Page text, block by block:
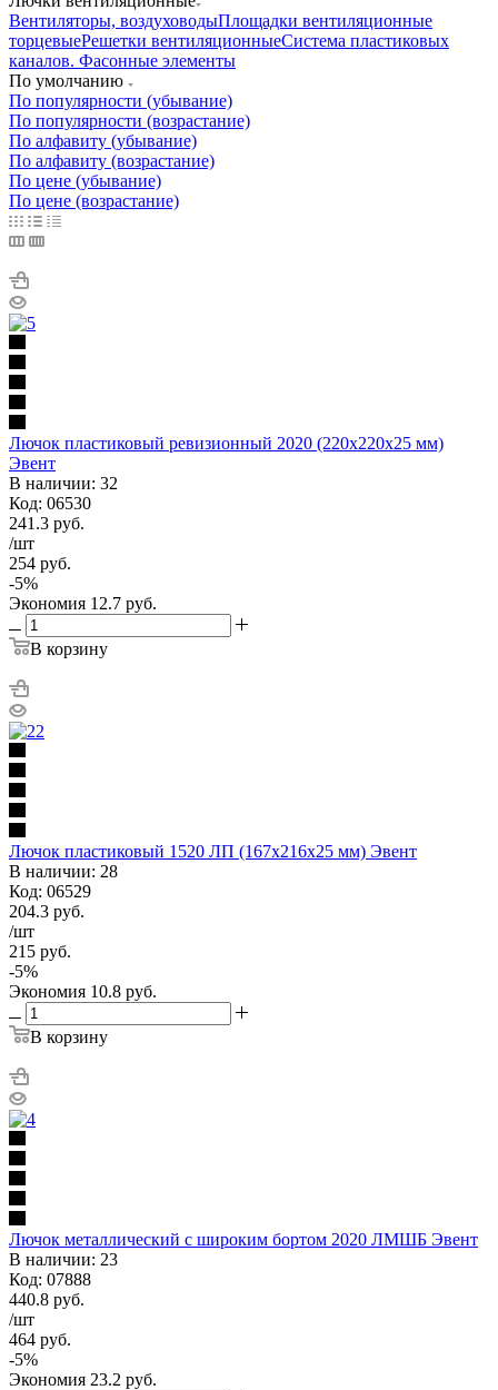
Вентиляторы, воздуховодыПлощадки вентиляционные
торцевыеРешетки вентиляционныеСистема пластиковых
каналов. Фасонные элементы
По умолчанию
По популярности (убывание)
По популярности (возрастание)
По алфавиту (убывание)
По алфавиту (возрастание)
По цене (убывание)
По цене (возрастание)
Лючок пластиковый ревизионный 2020 (220х220х25 мм)
Эвент
В наличии: 32
Код: 06530
241.3 руб.
/шт
254 руб.
-5%
Экономия 12.7 руб.
В корзину
Лючок пластиковый 1520 ЛП (167х216х25 мм) Эвент
В наличии: 28
Код: 06529
204.3 руб.
/шт
215 руб.
-5%
Экономия 10.8 руб.
В корзину
Лючок металлический с широким бортом 2020 ЛМШБ Эвент
В наличии: 23
Код: 07888
440.8 руб.
/шт
464 руб.
-5%
Экономия 23.2 руб.